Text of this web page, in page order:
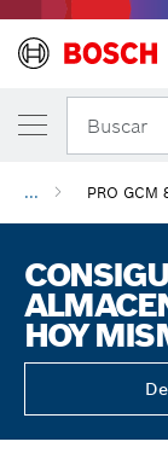
Buscar
... PRO GCM
HOY